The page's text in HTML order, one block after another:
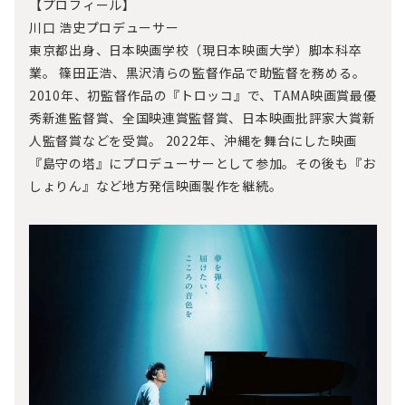
【プロフィール】
川口 浩史プロデューサー
東京都出身、日本映画学校（現日本映画大学）脚本科卒
業。 篠田正浩、黒沢清らの監督作品で助監督を務める。
2010年、初監督作品の『トロッコ』で、TAMA映画賞最優
秀新進監督賞、全国映連賞監督賞、日本映画批評家大賞新
人監督賞などを受賞。 2022年、沖縄を舞台にした映画
『島守の塔』にプロデューサーとして参加。その後も『お
しょりん』など地方発信映画製作を継続。